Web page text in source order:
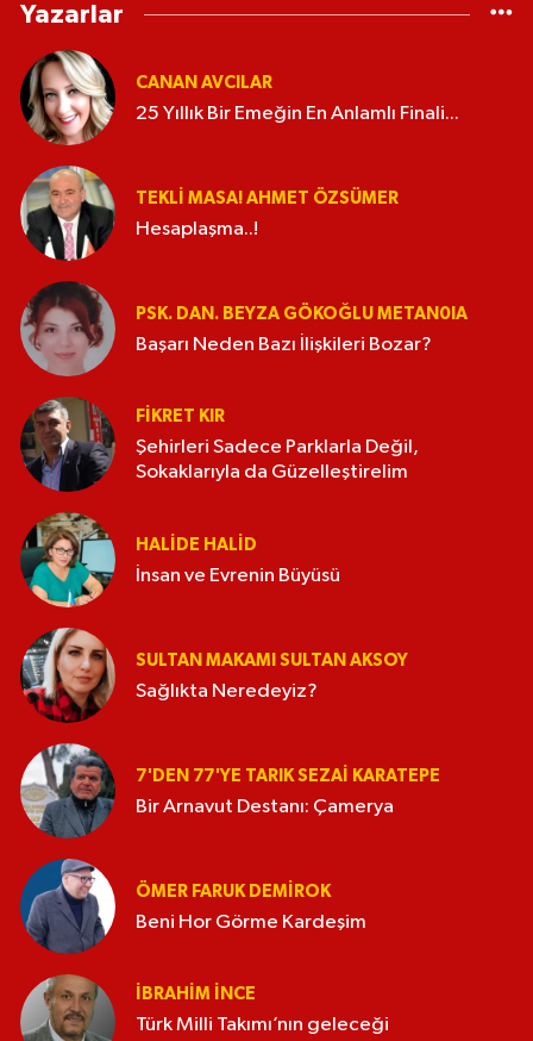
Yazarlar
CANAN AVCILAR
25 Yıllık Bir Emeğin En Anlamlı Finali...
TEKLI MASA! AHMET ÖZSÜMER
Hesaplaşma..!
PSK. DAN. BEYZA GÖKOĞLU METAN0IA
Başarı Neden Bazı İlişkileri Bozar?
FIKRET KIR
Şehirleri Sadece Parklarla Değil,
Sokaklarıyla da Güzelleştirelim
HALIDE HALID
İnsan ve Evrenin Büyüsü
SULTAN MAKAMI SULTAN AKSOY
Sağlıkta Neredeyiz?
7'DEN 77'YE TARIK SEZAI KARATEPE
Bir Arnavut Destanı: Çamerya
ÖMER FARUK DEMIROK
Beni Hor Görme Kardeşim
İBRAHIM İNCE
Türk Milli Takımı’nın geleceği